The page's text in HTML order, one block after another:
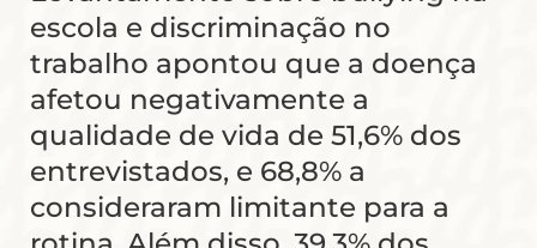
escola e discriminação no
trabalho apontou que a doença
afetou negativamente a
qualidade de vida de 51,6% dos
entrevistados, e 68,8% a
consideraram limitante para a